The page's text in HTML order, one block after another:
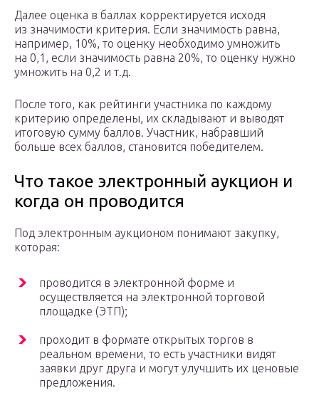
Далее оценка в баллах корректируется исходя
из значимости критерия. Если значимость равна,
например, 10%, то оценку необходимо умножить
на 0,1, если значимость равна 20%, то оценку нужно
умножить на 0,2 и т.д.
После того, как рейтинги участника по каждому
критерию определены, их складывают и выводят
итоговую сумму баллов. Участник, набравший
больше всех баллов, становится победителем.
Что такое электронный аукцион и
когда он проводится
Под электронным аукционом понимают закупку,
которая:
проводится в электронной форме и
осуществляется на электронной торговой
площадке (ЭТП);
проходит в формате открытых торгов в
реальном времени, то есть участники видят
заявки друг друга и могут улучшить их ценовые
предложения.